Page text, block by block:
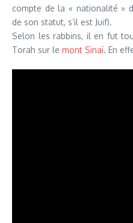
compte de la « nationalité »
de son statut, s’il est Juif).
Selon les rabbins, il en fut
Torah sur le mont Sinaï. En